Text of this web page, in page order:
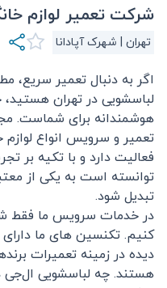
شرکت تعمیر لوازم
تهران | شهرک آپادانا
اگر به دنبال تعمیر
لباسشویی در تهران
هوشمندانه برای شماست.
تعمیر و سرویس انواع
فعالیت دارد و با تکیه بر
توانسته است به یکی از
تبدیل شود.
در خدمات سرویس ما فقط
کنیم. تکنسین‌ های ما
دیده در زمینه تعمیرات
هستند. چه لباسشویی